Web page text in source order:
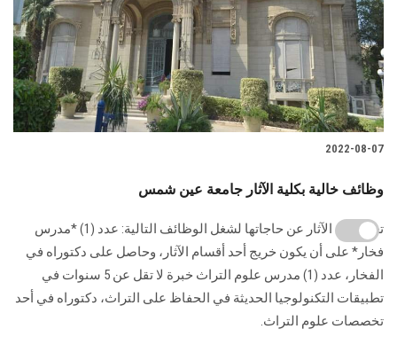
2022-08-07
وظائف خالية بكلية الآثار جامعة عين شمس
تعلن كلية الآثار عن حاجاتها لشغل الوظائف التالية: عدد (1) *مدرس
فخار* على أن يكون خريج أحد أقسام الآثار، وحاصل على دكتوراه في
الفخار، عدد (1) مدرس علوم التراث خبرة لا تقل عن 5 سنوات في
تطبيقات التكنولوجيا الحديثة في الحفاظ على التراث، دكتوراه في أحد
تخصصات علوم التراث.